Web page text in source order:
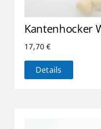
Kantenhocker
17,70€
Details